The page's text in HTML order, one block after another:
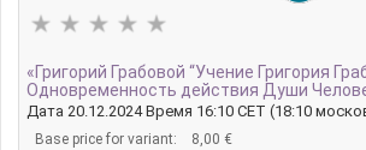
«Григорий Грабовой “Учение Григория
Одновременность действия Души
Дата 20.12.2024 Время 16:10 CET (18:10
Base price for variant:
8,00 €